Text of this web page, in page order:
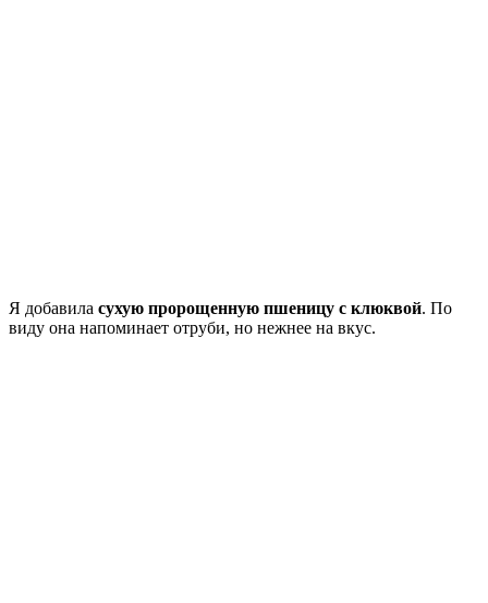
Я добавила сухую пророщенную пшеницу с клюквой. По
виду она напоминает отруби, но нежнее на вкус.